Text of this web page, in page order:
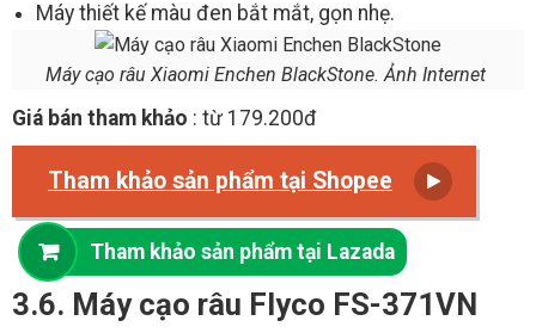
Máy thiết kế màu đen bắt mắt, gọn nhẹ.
Máy cạo râu Xiaomi Enchen BlackStone. Ảnh Internet
Giá bán tham khảo : từ 179.200đ
Tham khảo sản phẩm tại Shopee
Tham khảo sản phẩm tại Lazada
3.6. Máy cạo râu Flyco FS-371VN